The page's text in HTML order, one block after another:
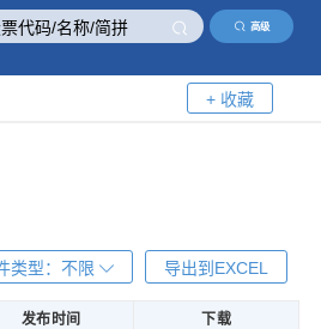
高级
+ 收藏
导出到EXCEL
类型： 不限
发布时间
下载